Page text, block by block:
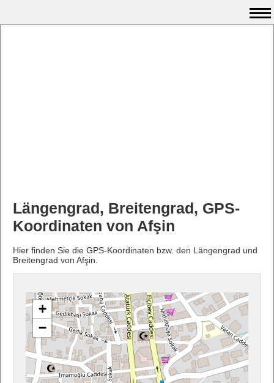
Längengrad, Breitengrad, GPS-
Koordinaten von Afşin
Hier finden Sie die GPS-Koordinaten bzw. den Längengrad und
Breitengrad von Afşin.
+
−